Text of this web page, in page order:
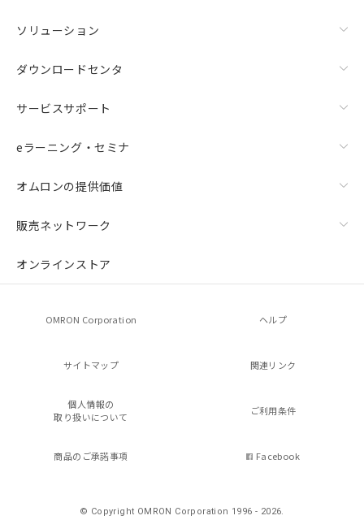
ソリューション
ダウンロードセンタ
サービスサポート
eラーニング・セミナ
オムロンの提供価値
販売ネットワーク
オンラインストア
OMRON Corporation ヘルプ
サイトマップ 関連リンク
個人情報の
取り扱いについて
ご利用条件
商品のご承諾事項 Facebook
© Copyright OMRON Corporation 1996 - 2026.